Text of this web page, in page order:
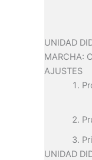
UNIDAD
MARCHA:
AJUSTES
UNIDAD